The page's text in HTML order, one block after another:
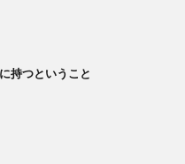
持つということ